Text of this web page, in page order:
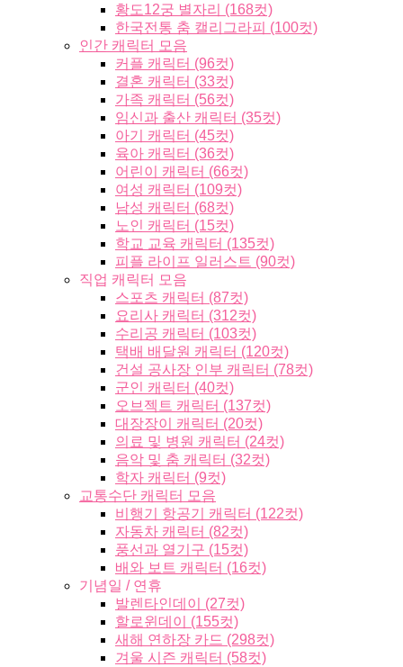
황도12궁 별자리 (168컷)
한국전통 춤 캘리그라피 (100컷)
인간 캐릭터 모음
커플 캐릭터 (96컷)
결혼 캐릭터 (33컷)
가족 캐릭터 (56컷)
임신과 출산 캐릭터 (35컷)
아기 캐릭터 (45컷)
육아 캐릭터 (36컷)
어린이 캐릭터 (66컷)
여성 캐릭터 (109컷)
남성 캐릭터 (68컷)
노인 캐릭터 (15컷)
학교 교육 캐릭터 (135컷)
피플 라이프 일러스트 (90컷)
직업 캐릭터 모음
스포츠 캐릭터 (87컷)
요리사 캐릭터 (312컷)
수리공 캐릭터 (103컷)
택배 배달원 캐릭터 (120컷)
건설 공사장 인부 캐릭터 (78컷)
군인 캐릭터 (40컷)
오브젝트 캐릭터 (137컷)
대장장이 캐릭터 (20컷)
의료 및 병원 캐릭터 (24컷)
음악 및 춤 캐릭터 (32컷)
학자 캐릭터 (9컷)
교통수단 캐릭터 모음
비행기 항공기 캐릭터 (122컷)
자동차 캐릭터 (82컷)
풍선과 열기구 (15컷)
배와 보트 캐릭터 (16컷)
기념일 / 연휴
발렌타인데이 (27컷)
할로윈데이 (155컷)
새해 연하장 카드 (298컷)
겨울 시즌 캐릭터 (58컷)